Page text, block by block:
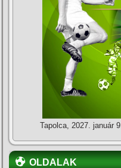
Tapolca, 2027. január 9.
OLDALAK